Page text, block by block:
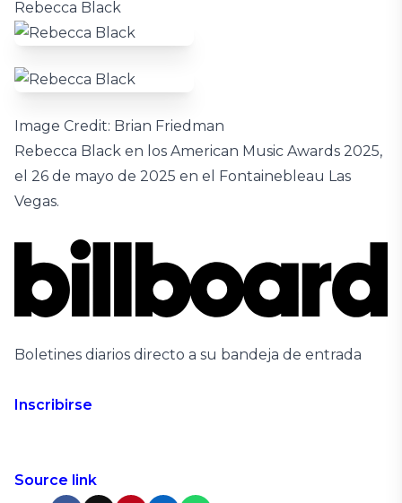
Rebecca Black
Image Credit: Brian Friedman
Rebecca Black en los American Music Awards 2025,
el 26 de mayo de 2025 en el Fontainebleau Las
Vegas.
Boletines diarios directo a su bandeja de entrada
Inscribirse
Source link